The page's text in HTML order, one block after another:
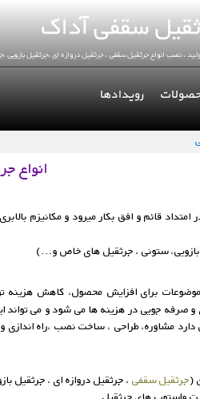
رویدادها
انواع
قائم و افق بكار می‏رود و مكانیزم
بازویی، ستونی ، جرثقیل های خاص و...)
برای افزایش محصول، کاهش هزینه
صرفه جویی در هزینه ها می شود و می تواند
مشاوره، طراحی ، ساخت نصب ،راه اندازی
(جرثقیل سقفی ، جرثقیل دروازه ای ، جرثقیل